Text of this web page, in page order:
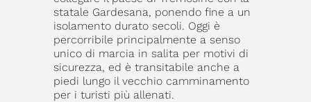
statale Gardesana, ponendo fine a un
isolamento durato secoli. Oggi è
percorribile principalmente a senso
unico di marcia in salita per motivi di
sicurezza, ed è transitabile anche a
piedi lungo il vecchio camminamento
per i turisti più allenati.